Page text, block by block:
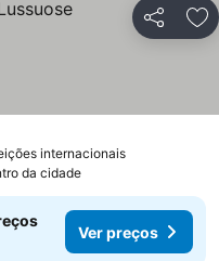
Partilhar
internacionais
da cidade
Ver preços